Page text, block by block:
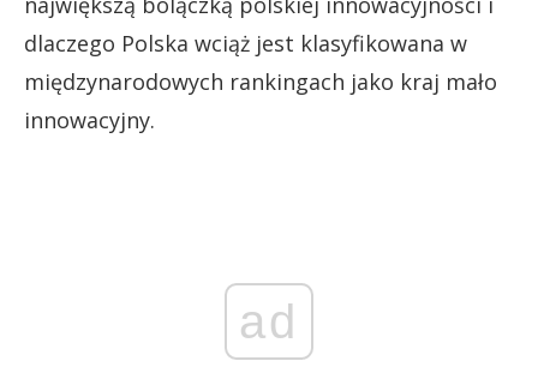
dlaczego Polska wciąż jest klasyfikowana w
międzynarodowych rankingach jako kraj mało
innowacyjny.
ad